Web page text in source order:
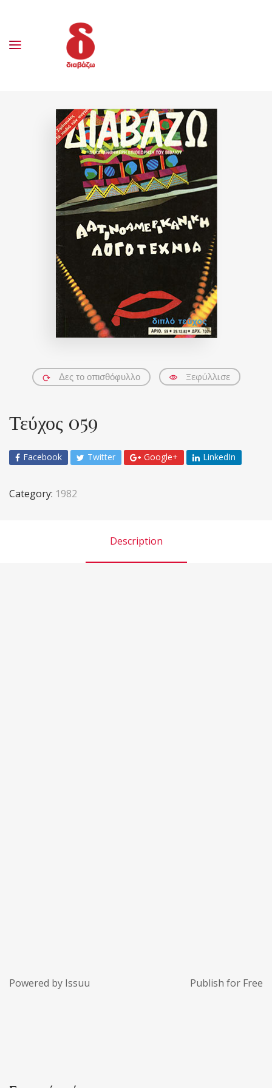
Δες το οπισθόφυλλο Ξεφύλλισε
Τεύχος 059
Facebook Twitter Google+ LinkedIn
Category: 1982
Description
Powered by Issuu Publish for Free